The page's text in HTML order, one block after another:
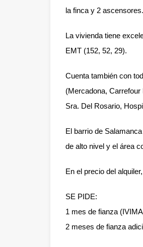
la finca y 2
La vivienda tiene
EMT (152, 52, 29).
Cuenta también con
(Mercadona,
Sra. Del Rosario,
El barrio de
de alto nivel y el área
En el precio del
SE PIDE:
1 mes de fianza
2 meses de fianza